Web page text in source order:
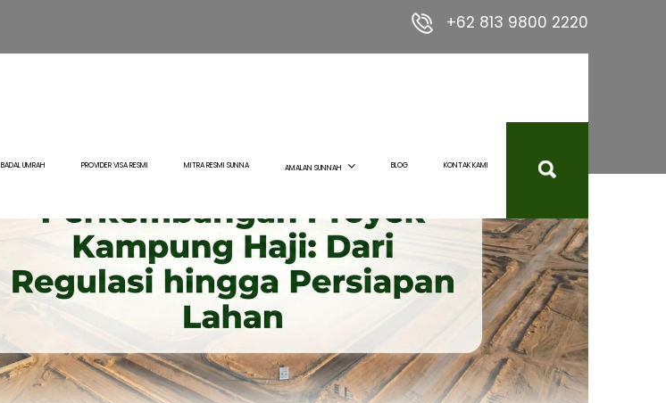
+62 813 9800 2220
BADAL UMRAH PROVIDER VISA RESMI MITRA RESMI SUNNA AMALAN SUNNAH BLOG KONTAK KAMI